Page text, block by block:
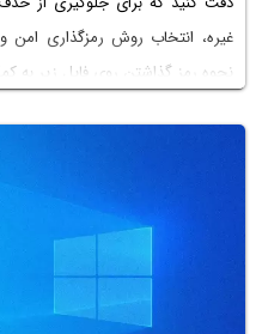
غیره، انتخاب روش رمزگذاری
نحوه رمز گذاشتن روی فایل زیر به